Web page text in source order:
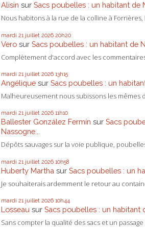
Alisin sur Sacs poubelles : un habitant de
Nous habitons à la rue de la colline à Forrières,
mardi 21 juillet 2026 20h20
Vero sur Sacs poubelles : un habitant de
Complètement d'accord avec les
mardi 21 juillet 2026 13h15
Angélique sur Sacs poubelles : un
Malheureusement nous subissons les mêmes
mardi 21 juillet 2026 11h10
Ballester González Fermín sur Sacs
Nassogne...
Dépôts sauvages sur la voie publique,
mardi 21 juillet 2026 10h58
Huberty Martha sur Sacs poubelles : un
Je souhaiterais ardemment le retour au
mardi 21 juillet 2026 10h44
Losseau sur Sacs poubelles : un habitant
Sans compter la qualité des sacs et un passage